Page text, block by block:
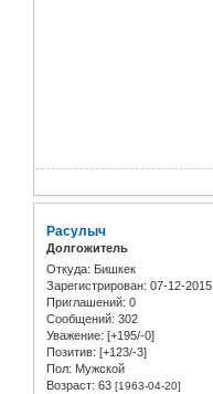
Расулыч
Долгожитель
Откуда: Бишкек
Зарегистрирован: 07-12-2015
Приглашений: 0
Сообщений: 302
Уважение: [+195/-0]
Позитив: [+123/-3]
Пол: Мужской
Возраст: 63 [1963-04-20]